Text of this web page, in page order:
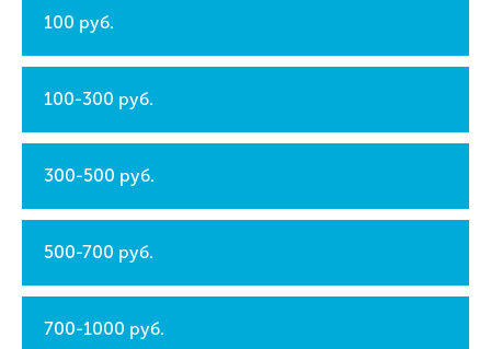
100 руб.
100-300 руб.
300-500 руб.
500-700 руб.
700-1000 руб.